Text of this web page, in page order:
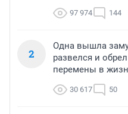
97 974 144
2
Одна вышла
развелся и
перемены в
30 617 50